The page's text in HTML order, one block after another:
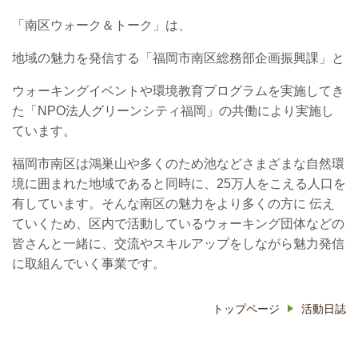
「南区ウォーク＆トーク」は、
地域の魅力を発信する「福岡市南区総務部企画振興課」と
ウォーキングイベントや環境教育プログラムを実施してき
た「NPO法人グリーンシティ福岡」の共働により実施し
ています。
福岡市南区は鴻巣山や多くのため池などさまざまな自然環
境に囲まれた地域であると同時に、25万人をこえる人口を
有しています。そんな南区の魅力をより多くの方に 伝え
ていくため、区内で活動しているウォーキング団体などの
皆さんと一緒に、交流やスキルアップをしながら魅力発信
に取組んでいく事業です。
トップページ 活動日誌